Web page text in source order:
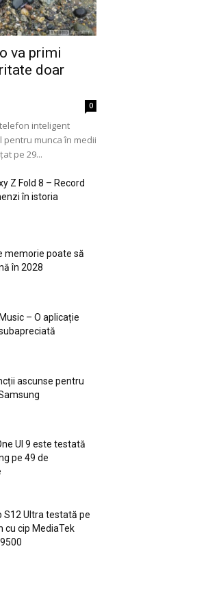
va primi
doar
0
inteligent
munca în medii
pe 29...
Z Fold 8 – Record
în istoria
memorie poate să
în 2028
– O aplicație
ascunse pentru
UI 9 este testată
pe 49 de
S12 Ultra testată pe
cu cip MediaTek